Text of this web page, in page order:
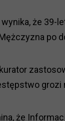
że 39-
po
że